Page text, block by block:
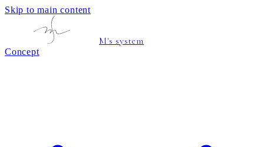
Skip to main content
M's system
Concept